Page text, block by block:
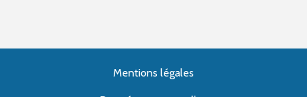
Mentions légales